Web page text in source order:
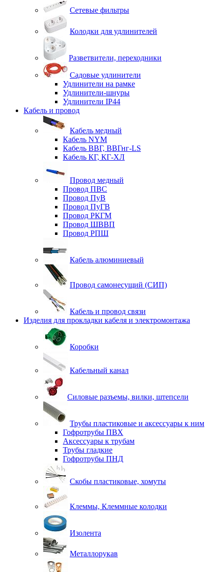
Сетевые фильтры
Колодки для удлинителей
Разветвители, переходники
Садовые удлинители
Удлинители на рамке
Удлинители-шнуры
Удлинители IP44
Кабель и провод
Кабель медный
Кабель NYM
Кабель ВВГ, ВВГнг-LS
Кабель КГ, КГ-ХЛ
Провод медный
Провод ПВС
Провод ПуВ
Провод ПуГВ
Провод РКГМ
Провод ШВВП
Провод РПШ
Кабель алюминиевый
Провод самонесущий (СИП)
Кабель и провод связи
Изделия для прокладки кабеля и электромонтажа
Коробки
Кабельный канал
Силовые разъемы, вилки, штепсели
Трубы пластиковые и аксессуары к ним
Гофротрубы ПВХ
Аксессуары к трубам
Трубы гладкие
Гофротрубы ПНД
Скобы пластиковые, хомуты
Клеммы, Клеммные колодки
Изолента
Металлорукав